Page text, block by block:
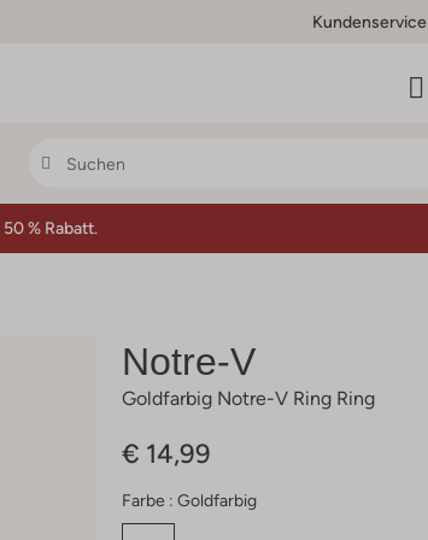
Kundenservice
50 % Rabatt.
Notre-V
Goldfarbig Notre-V Ring Ring
€ 14,99
Farbe : Goldfarbig